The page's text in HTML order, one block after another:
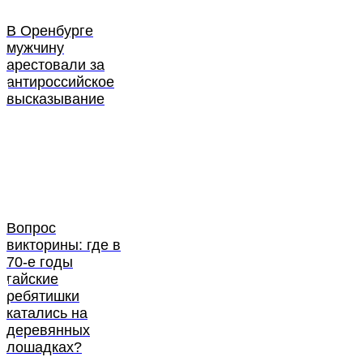
В Оренбурге
мужчину
арестовали за
антироссийское
высказывание
Вопрос
викторины: где в
70-е годы
гайские
ребятишки
катались на
деревянных
лошадках?